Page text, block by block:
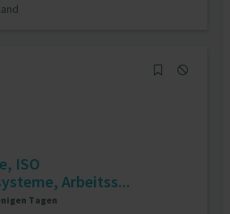
ISO
Arbeitss...
Tagen